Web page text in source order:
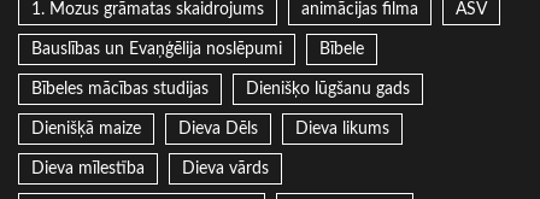
1. Mozus grāmatas skaidrojums animācijas filma ASV
Bauslības un Evaņģēlija noslēpumi Bībele
Bībeles mācības studijas Dienišķo lūgšanu gads
Dienišķā maize Dieva Dēls Dieva likums
Dieva mīlestība Dieva vārds